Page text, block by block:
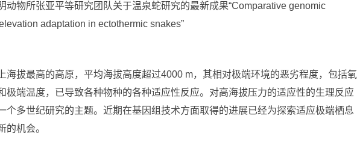
动物所张亚平等研究团队关于温泉蛇研究的最新成果“Comparative genomic
adaptation in ectothermic snakes”
海拔最高的高原，平均海拔高度超过4000 m，其相对极端环境的恶劣程度，包括氧
极端温度，已导致各种物种的各种适应性反应。对高海拔压力的适应性的生理反应
个多世纪研究的主题。近期在基因组技术方面取得的进展已经为探索适应极端栖息
的机会。